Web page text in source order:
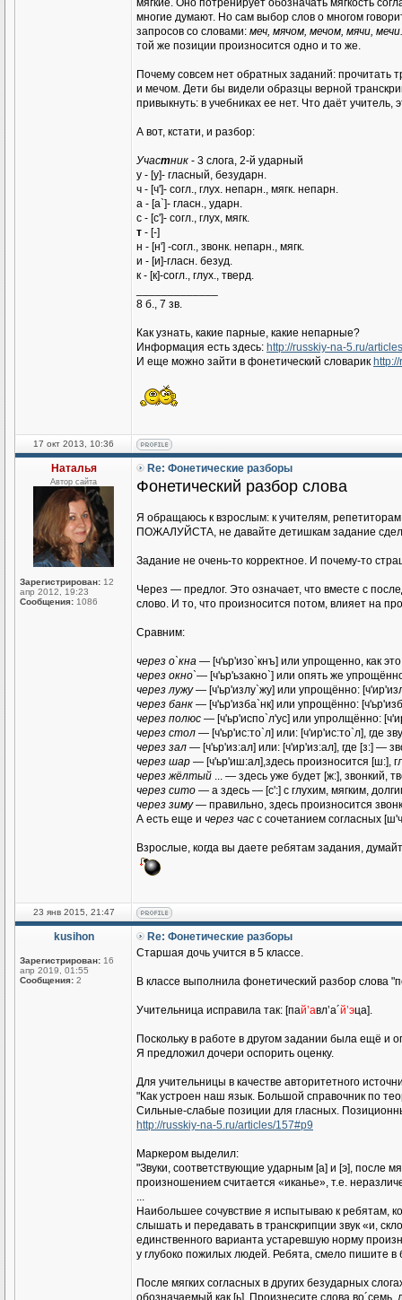
мягкие. Оно потренирует обозначать мягкость
многие думают. Но сам выбор слов о многом
запросов со словами: меч, мячом, мечом, мячи, мечи.
той же позиции произносится одно и то же.
Почему совсем нет обратных заданий:
и мечом. Дети бы видели образцы верной
привыкнуть: в учебниках ее нет. Что даёт учитель,
А вот, кстати, и разбор:
Участник - 3 слога, 2-й ударный
у - [у]- гласный, безударн.
ч - [ч']- согл., глух. непарн., мягк. непарн.
а - [а`]- гласн., ударн.
с - [с']- согл., глух, мягк.
т - [-]
н - [н'] -согл., звонк. непарн., мягк.
и - [и]-гласн. безуд.
к - [к]-согл., глух., тверд.
8 б., 7 зв.
Как узнать, какие парные, какие непарные?
Информация есть здесь: http://russkiy-na-5.ru/
И еще можно зайти в фонетический словарик
17 окт 2013, 10:36
Наталья
Автор сайта
Зарегистрирован: 12
апр 2012, 19:23
Сообщения: 1086
Re: Фонетические разборы
Фонетический разбор слова
Я обращаюсь к взрослым: к учителям,
ПОЖАЛУЙСТА, не давайте детишкам задание
Задание не очень-то корректное. И почему-то
Через — предлог. Это означает, что вместе с
слово. И то, что произносится потом, влияет на
Сравним:
через о`кна — [ч'ьр'изо`кнъ] или упрощенно, как
через окно`— [ч'ьр'ьзакно`] или опять же
через лужу— [ч'ьр'излу`жу] или упрощённо:
через банк — [ч'ьр'изба`нк] или упрощённо:
через полюс — [ч'ьр'испо`л'ус] или упролщённо:
через стол — [ч'ьр'ис:то`л] или: [ч'ир'ис:то`л], где
через зал — [ч'ьр'из:ал] или: [ч'ир'из:ал], где [з:] —
через шар — [ч'ьр'иш:ал],здесь произносится [ш:],
через жёлтый ... — здесь уже будет [ж:], звонкий,
через сито — а здесь — [с':] с глухим, мягким,
через зиму— правильно, здесь произносится
А есть еще и через час с сочетанием согласных
Взрослые, когда вы даете ребятам задания,
23 янв 2015, 21:47
kusihon
Зарегистрирован: 16
апр 2019, 01:55
Сообщения: 2
Re: Фонетические разборы
Старшая дочь учится в 5 классе.
В классе выполнила фонетический разбор слова
Учительница исправила так: [пай’авл’а´й’эца].
Поскольку в работе в другом задании была ещё и
Я предложил дочери оспорить оценку.
Для учительницы в качестве авторитетного
"Как устроен наш язык. Большой справочник по
Сильные-слабые позиции для гласных.
http://russkiy-na-5.ru/articles/157#p9
Маркером выделил:
"Звуки, соответствующие ударным [а] и [э], после
произношением считается «иканье», т.е.
...
Наибольшее сочувствие я испытываю к ребятам,
слышать и передавать в транскрипции звук «и,
единственного варианта устаревшую норму
у глубоко пожилых людей. Ребята, смело пишите
После мягких согласных в других безударных
обозначаемый как [ь]. Произнесите слова во´семь,